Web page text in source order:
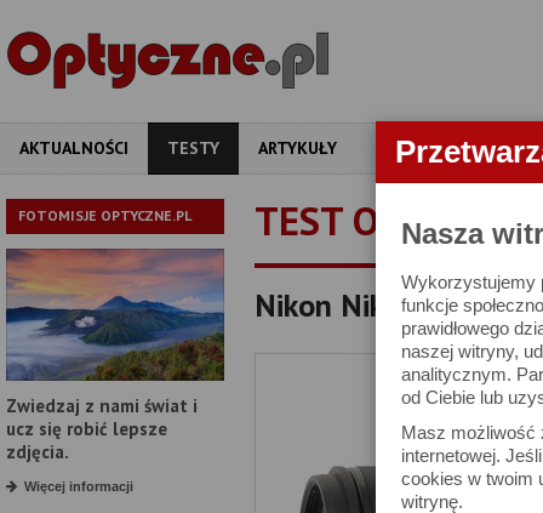
Nasza
Wykorzystujemy
funkcje
prawidłowego
naszej witryny,
analitycznym.
od Ciebie lub
Masz możliwość
internetowej.
cookies w twoim
witrynę.
AKTUALNOŚCI TESTY ARTYKUŁY APARATY
FOTOMISJE OPTYCZNE.PL
Zwiedzaj z nami świat i
ucz się robić lepsze
zdjęcia.
Więcej informacji
TEST
Nikon Nikkor Z 24-